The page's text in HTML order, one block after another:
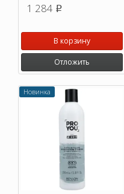
1 284 p
В корзину
Отложить
Новинка